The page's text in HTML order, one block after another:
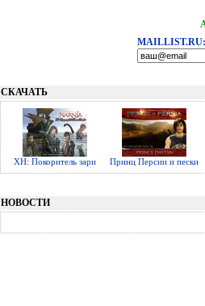
MAILLIST.RU:
СКАЧАТЬ
ХН: Покоритель зари Принц Персии и пески
НОВОСТИ